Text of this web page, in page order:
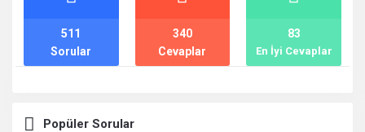
Sorular
511
Cevaplar
340
En İyi Cevaplar
83
Popüler Sorular